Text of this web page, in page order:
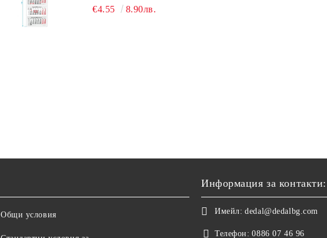
ЕДНОСЕКЦИОНЕН
€4.55 8.90лв.
Общи условия
Информация за контакти:
Имейл: dedal@dedalbg.com
Телефон: 0886 07 46 96